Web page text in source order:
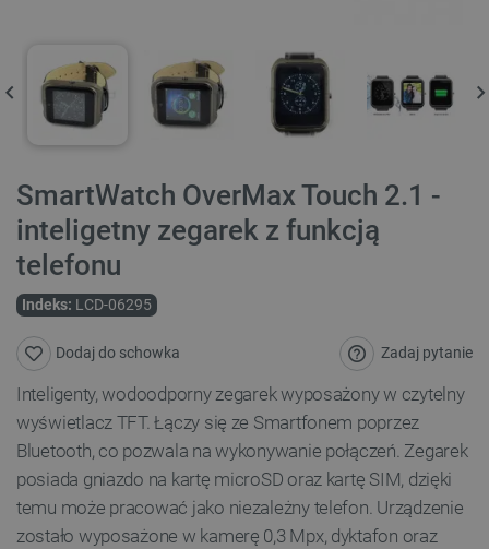
SmartWatch OverMax Touch 2.1 -
inteligetny zegarek z funkcją
telefonu
Indeks: LCD-06295
Zadaj pytanie
Dodaj do schowka
Inteligenty, wodoodporny zegarek wyposażony w czytelny
wyświetlacz TFT. Łączy się ze Smartfonem poprzez
Bluetooth, co pozwala na wykonywanie połączeń. Zegarek
posiada gniazdo na kartę microSD oraz kartę SIM, dzięki
temu może pracować jako niezależny telefon. Urządzenie
zostało wyposażone w kamerę 0,3 Mpx, dyktafon oraz